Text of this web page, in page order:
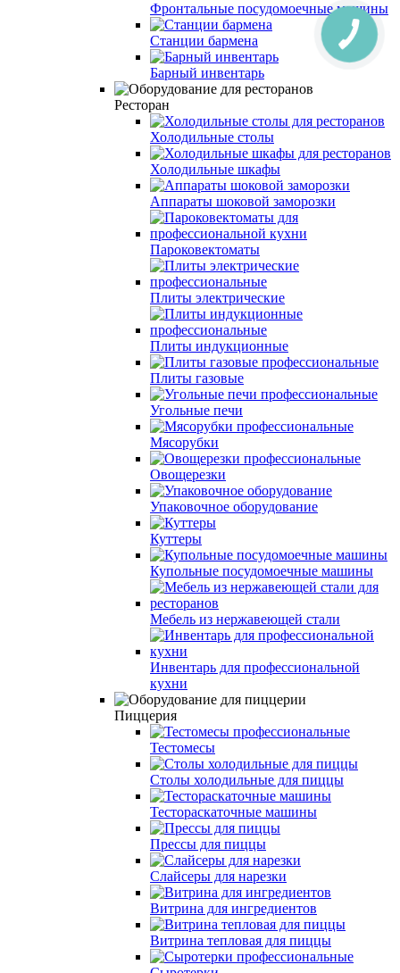
Фронтальные посудомоечные машины
Станции бармена
Барный инвентарь
Ресторан
Холодильные столы
Холодильные шкафы
Аппараты шоковой заморозки
Пароковектоматы
Плиты электрические
Плиты индукционные
Плиты газовые
Угольные печи
Мясорубки
Овощерезки
Упаковочное оборудование
Куттеры
Купольные посудомоечные машины
Мебель из нержавеющей стали
Инвентарь для профессиональной
кухни
Пиццерия
Тестомесы
Столы холодильные для пиццы
Тестораскаточные машины
Прессы для пиццы
Слайсеры для нарезки
Витрина для ингредиентов
Витрина тепловая для пиццы